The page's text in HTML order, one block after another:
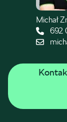
Michał
692